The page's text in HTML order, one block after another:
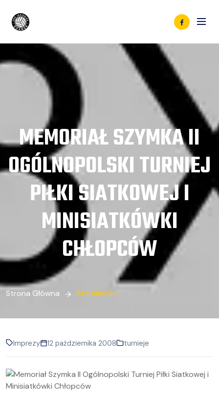
MEMORIAŁ SZYMKA II
OGÓLNOPOLSKI TURNIEJ
PIŁKI SIATKOWEJ I
MINISIATKÓWKI
CHŁOPCÓW
Strona Główna Aktualności
Imprezy 12 października 2008 turnieje